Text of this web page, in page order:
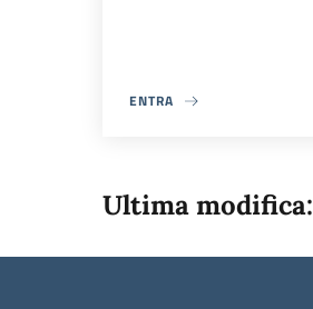
ENTRA
Ultima modifica: